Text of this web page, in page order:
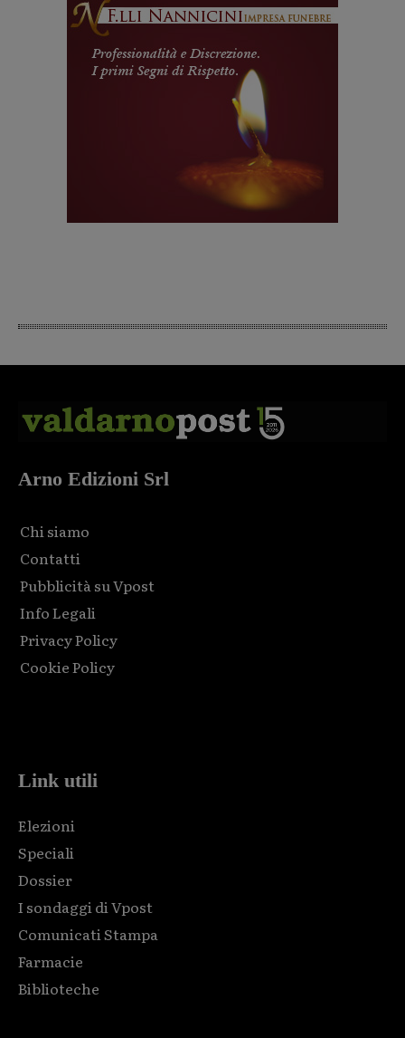
Arno Edizioni Srl
Chi siamo
Contatti
Pubblicità su Vpost
Info Legali
Privacy Policy
Cookie Policy
Link utili
Elezioni
Speciali
Dossier
I sondaggi di Vpost
Comunicati Stampa
Farmacie
Biblioteche